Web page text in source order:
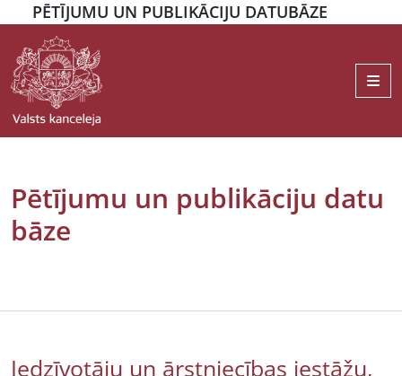
PĒTĪJUMU UN PUBLIKĀCIJU DATUBĀZE
Pētījumu un publikāciju datu
bāze
Iedzīvotāju un ārstniecības iestāžu,